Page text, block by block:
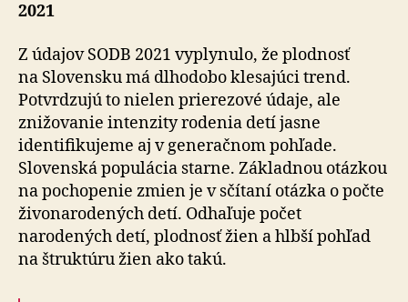
2021
Z údajov SODB 2021 vyplynulo, že plodnosť
na Slovensku má dlhodobo klesajúci trend.
Potvrdzujú to nielen prierezové údaje, ale
znižovanie intenzity rodenia detí jasne
identifikujeme aj v generačnom pohľade.
Slovenská populácia starne. Základnou otázkou
na pochopenie zmien je v sčítaní otázka o počte
živonarodených detí. Odhaľuje počet
narodených detí, plodnosť žien a hlbší pohľad
na štruktúru žien ako takú.